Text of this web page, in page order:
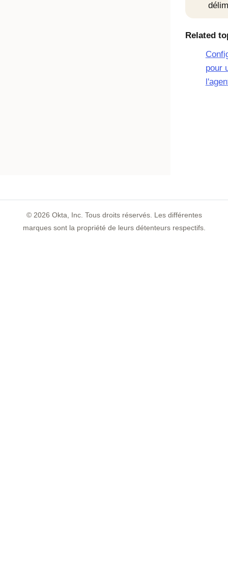
Related
pour
© 2026 Okta, Inc. Tous droits réservés. Les différentes
marques sont la propriété de leurs détenteurs respectifs.